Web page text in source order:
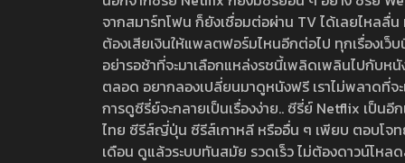
จากสมาร์ทโฟน ก็ยังเชื่อมต่อผ่าน TV ได้เลยไหลลื่
ต้องเสียเงินให้แพลตฟอร์มไหนอีกต่อไป ทุกเรื่องเว็
อย่ารอช้าที่จะมาเลือกแหล่งรชนี้เพลิดเพลินไปกับห
ตลอด อยากลองเปลี่ยนมาดูหนังฟรี เราไม่พลาดที่
การดูซีรี่ย์จะกลายเป็นเรื่องง่าย.. ซีรี่ย์ Netflix เป็น
ไทย ซีรีส์ญี่ปุ่น ซีรีส์เกาหลี หรืออื่น ๆ เพียบ ตอบโจท
เดือน ดูแล้วระบบทันสมัย รวดเร็ว ไม่ต้องดาวน์โห